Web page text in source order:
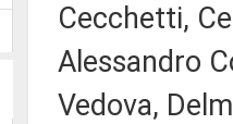
Cecchetti,
Alessandro
Vedova,